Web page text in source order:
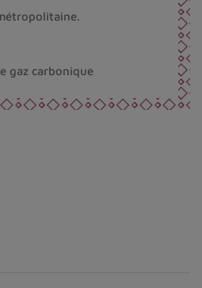
gaz carbonique